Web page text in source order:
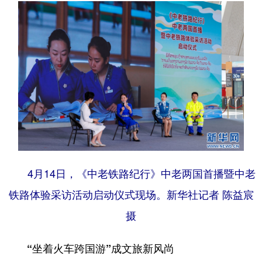
4月14日，《中老铁路纪行》中老两国首播暨中老
铁路体验采访活动启动仪式现场。新华社记者 陈益宸
摄
“坐着火车跨国游”成文旅新风尚